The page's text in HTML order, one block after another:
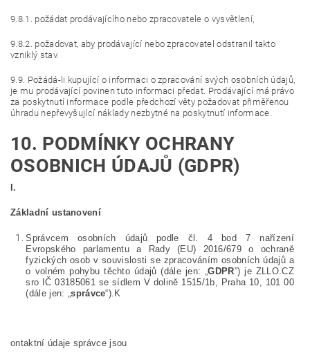
9.8.1. požádat prodávajícího nebo zpracovatele o vysvětlení,
9.8.2. požadovat, aby prodávající nebo zpracovatel odstranil takto
vzniklý stav.
9.9. Požádá-li kupující o informaci o zpracování svých osobních údajů,
je mu prodávající povinen tuto informaci předat. Prodávající má právo
za poskytnutí informace podle předchozí věty požadovat přiměřenou
úhradu nepřevyšující náklady nezbytné na poskytnutí informace.
10. PODMÍNKY OCHRANY
OSOBNICH ÚDAJŮ (GDPR)
I.
Základní ustanovení
Správcem osobních údajů podle čl. 4 bod 7 nařízení
Evropského parlamentu a Rady (EU) 2016/679 o ochraně
fyzických osob v souvislosti se zpracováním osobních údajů a
o volném pohybu těchto údajů (dále jen: „GDPR”) je ZLLO.CZ
sro IČ 03185061 se sídlem V dolině 1515/1b, Praha 10, 101 00
(dále jen: „správce“). K
ontaktní údaje správce jsou